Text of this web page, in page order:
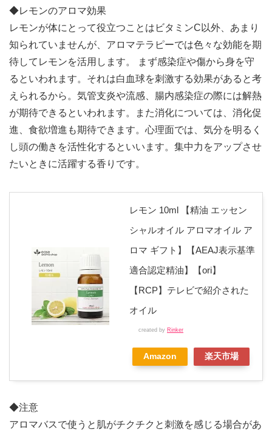
◆レモンのアロマ効果
レモンが体にとって役立つことはビタミンC以外、あまり
知られていませんが、アロマテラピーでは色々な効能を期
待してレモンを活用します。 まず感染症や傷から身を守
るといわれます。それは白血球を刺激する効果があると考
えられるから。気管支炎や流感、腸内感染症の際には解熱
が期待できるといわれます。また消化については、消化促
進、食欲増進も期待できます。心理面では、気分を明るく
し頭の働きを活性化するといいます。集中力をアップさせ
たいときに活躍する香りです。
レモン 10ml 【精油 エッセン
シャルオイル アロマオイル ア
ロマ ギフト】【AEAJ表示基準
適合認定精油】【ori】
【RCP】テレビで紹介された
オイル
created by Rinker
Amazon 楽天市場
◆注意
アロマバスで使うと肌がチクチクと刺激を感じる場合があ